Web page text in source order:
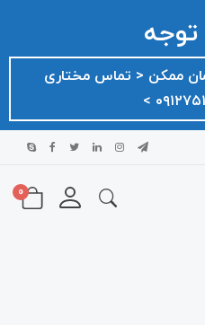
ممکن ‌< تماس مختاری
>
0